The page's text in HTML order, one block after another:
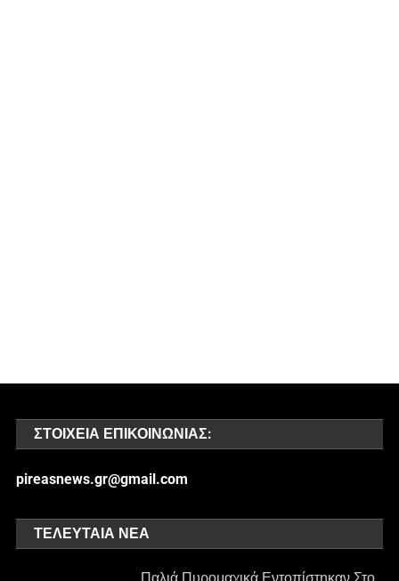
ΣΤΟΙΧΕΊΑ ΕΠΙΚΟΙΝΩΝΊΑΣ:
pireasnews.gr@gmail.com
ΤΕΛΕΥΤΑΊΑ ΝΈΑ